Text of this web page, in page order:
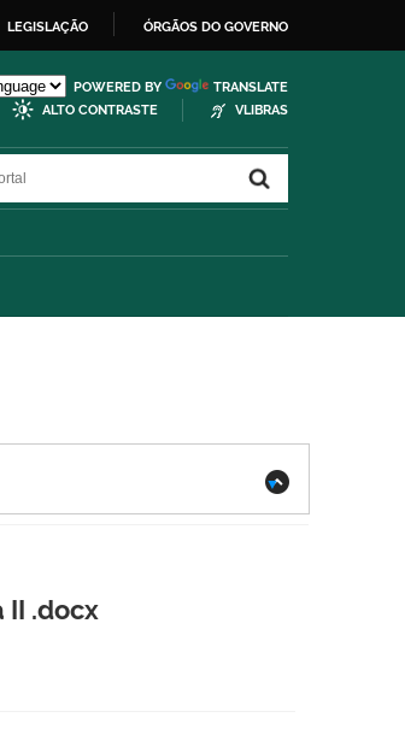
LEGISLAÇÃO ÓRGÃOS DO GOVERNO
POWERED BY
TRANSLATE
ALTO CONTRASTE
VLIBRAS
II .docx